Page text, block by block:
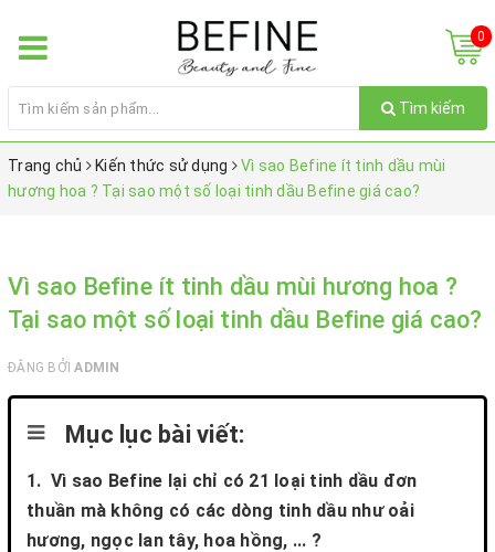
0
Tìm kiếm
Trang chủ Kiến thức sử dụng
Vì sao Befine ít tinh dầu mùi
hương hoa ? Tại sao một số loại tinh dầu Befine giá cao?
Vì sao Befine ít tinh dầu mùi hương hoa ?
Tại sao một số loại tinh dầu Befine giá cao?
ĐĂNG BỞIADMIN
Mục lục bài viết:
1. Vì sao Befine lại chỉ có 21 loại tinh dầu đơn
thuần mà không có các dòng tinh dầu như oải
hương, ngọc lan tây, hoa hồng, ... ?